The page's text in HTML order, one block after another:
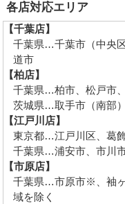
各店対応エリア
【千葉店】
千葉県…千葉市（中央
道市
【柏店】
千葉県…柏市、松戸市
茨城県…取手市（南部
【江戸川店】
東京都…江戸川区、葛
千葉県…浦安市、市川市
【市原店】
千葉県…市原市※、袖
域を除く